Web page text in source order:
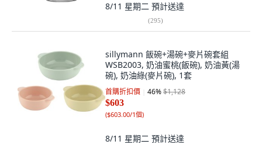
8/11 星期二 預計送達
(295)
sillymann 飯碗+湯碗+麥片碗套組
WSB2003, 奶油蜜桃(飯碗), 奶油黃(湯
碗), 奶油綠(麥片碗), 1套
首購折扣價 46%$1,128
$603
($603.00/1個)
8/11 星期二 預計送達